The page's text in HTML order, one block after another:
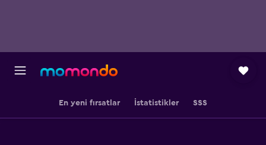
En yeni fırsatlar İstatistikler SSS